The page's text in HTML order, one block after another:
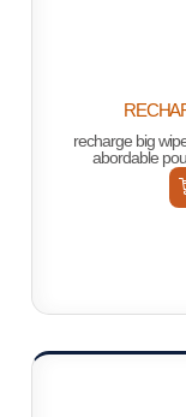
recharge big
abordable